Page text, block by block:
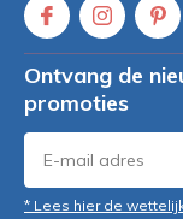
Ontvang de
promoties
* Lees hier de